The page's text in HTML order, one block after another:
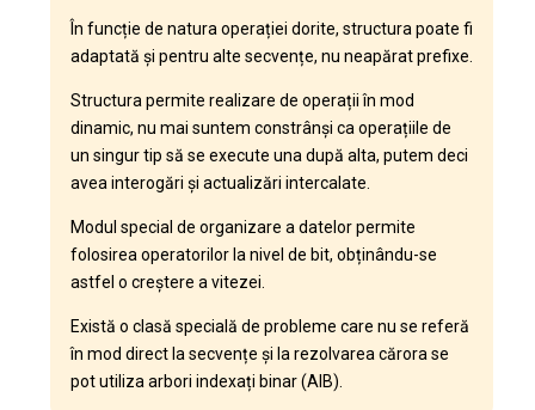
În funcție de natura operației dorite, structura poate fi
adaptată și pentru alte secvențe, nu neapărat prefixe.
Structura permite realizare de operații în mod
dinamic, nu mai suntem constrânși ca operațiile de
un singur tip să se execute una după alta, putem deci
avea interogări și actualizări intercalate.
Modul special de organizare a datelor permite
folosirea operatorilor la nivel de bit, obținându-se
astfel o creștere a vitezei.
Există o clasă specială de probleme care nu se referă
în mod direct la secvențe și la rezolvarea cărora se
pot utiliza arbori indexați binar (AIB).